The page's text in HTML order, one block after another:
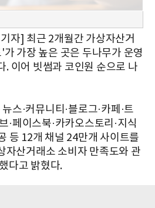
자] 최근 2개월간 가상자산거
가장 높은 곳은 두나무가 운영
. 이어 빗썸과 코인원 순으로 나
스·커뮤니티·블로그·카페·트
·페이스북·카카오스토리·지식
등 12개 채널 24만개 사이트를
자산거래소 소비자 만족도와 관
다고 밝혔다.